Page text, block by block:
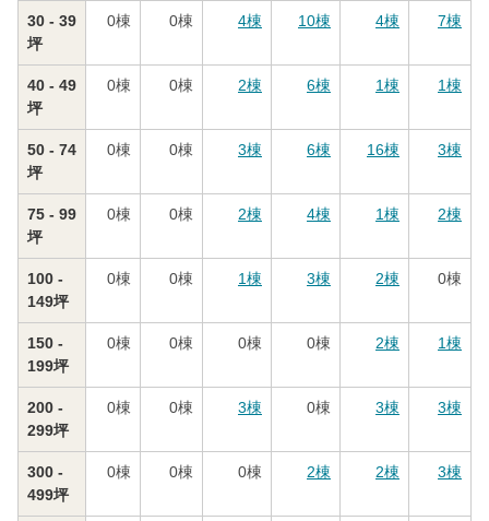
30 - 39
坪
0棟 0棟 4棟 10棟 4棟 7棟
40 - 49
坪
0棟 0棟 2棟 6棟 1棟 1棟
50 - 74
坪
0棟 0棟 3棟 6棟 16棟 3棟
75 - 99
坪
0棟 0棟 2棟 4棟 1棟 2棟
100 -
149坪
0棟 0棟 1棟 3棟 2棟 0棟
150 -
199坪
0棟 0棟 0棟 0棟 2棟 1棟
200 -
299坪
0棟 0棟 3棟 0棟 3棟 3棟
300 -
499坪
0棟 0棟 0棟 2棟 2棟 3棟